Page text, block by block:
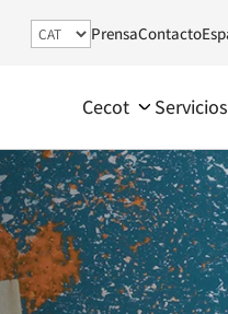
PrensaContacto
Cecot Servicios